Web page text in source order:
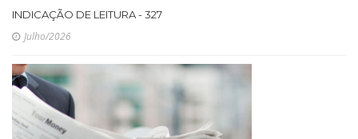
INDICAÇÃO DE LEITURA - 327
Julho/2026